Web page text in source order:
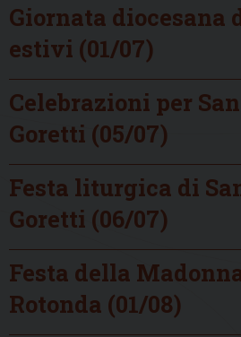
Giornata diocesana
estivi (01/07)
Celebrazioni per
Goretti (05/07)
Festa liturgica di
Goretti (06/07)
Festa della
Rotonda (01/08)